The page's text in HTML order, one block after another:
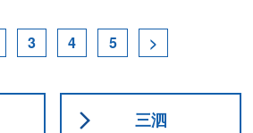
ています。①地域経済と働き方の両
立支援「中小企業振興基本条例」の
記するよう要望。長時間労働の是正
や有給休暇の取得促進など、働...
3 4 5 >
三泗